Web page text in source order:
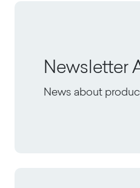
Newsletter
News about